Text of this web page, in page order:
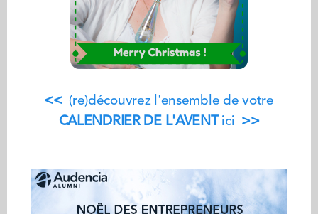
<< (re)découvrez l'ensemble de votre
CALENDRIER DE L'AVENT ici >>